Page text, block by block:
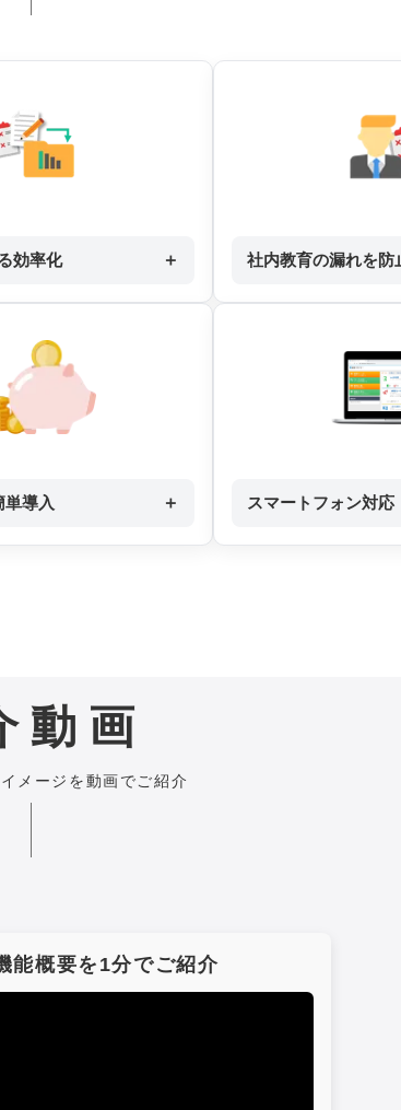
効率化 ＋ 社内教育の漏れを防
単導入 ＋ スマートフォン対応
動画
メージを動画でご紹介
能概要を1分でご紹介